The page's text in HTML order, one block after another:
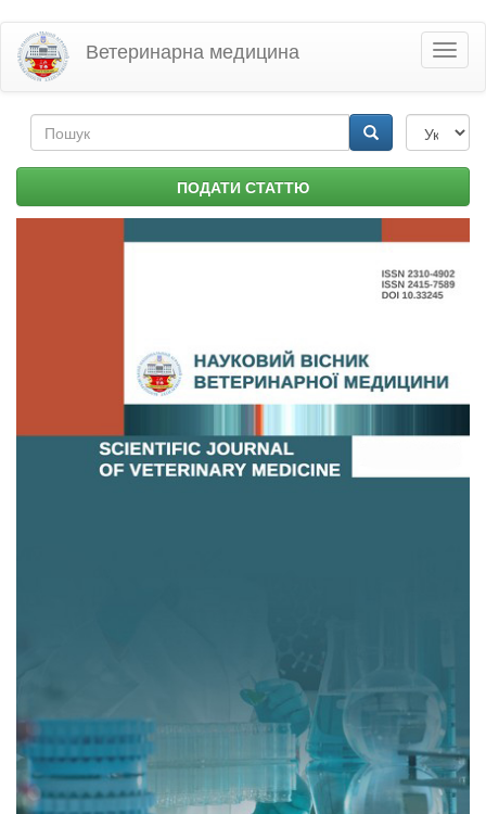
Перейти
основного
матеріалу
Ветеринарна медицина
Пошукова
форма ПОДАТИ СТАТТЮ